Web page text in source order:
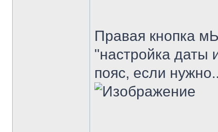
Правая кнопка
"настройка даты
пояс, если